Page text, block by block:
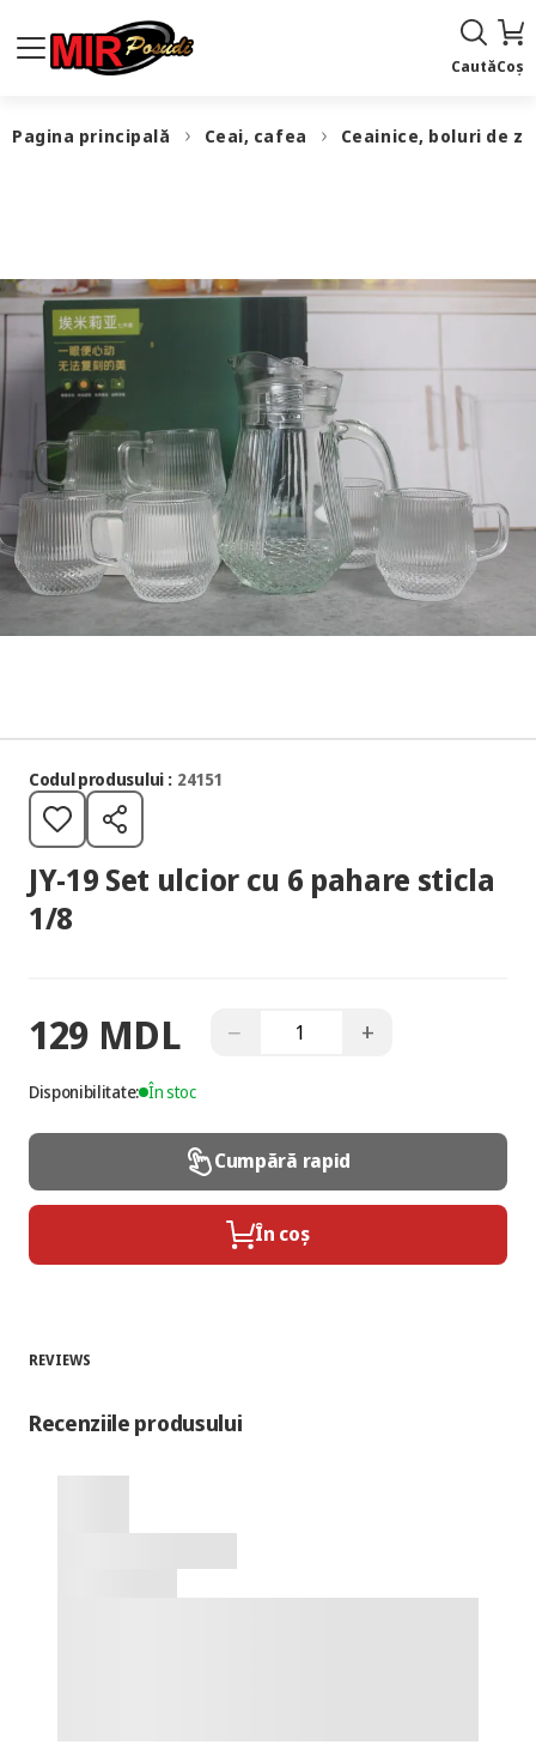
CautăCoș
Pagina principală Ceai, cafea Ceainice, boluri de
Codul produsului : 24151
JY-19 Set ulcior cu 6 pahare sticla
1/8
129 MDL − +
Disponibilitate: În stoc
Cumpără rapid
În coș
REVIEWS
Recenziile produsului